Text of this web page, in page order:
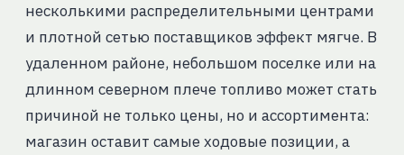
несколькими распределительными центрами
и плотной сетью поставщиков эффект мягче. В
удаленном районе, небольшом поселке или на
длинном северном плече топливо может стать
причиной не только цены, но и ассортимента:
магазин оставит самые ходовые позиции, а